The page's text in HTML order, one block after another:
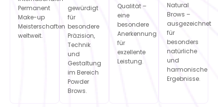
Permanent
Make-up
Meisterschaften
weltweit.
gewürdigt
für
besondere
Präzision,
Technik
und
Gestaltung
im Bereich
Powder
Brows.
Qualität –
eine
besondere
Anerkennung
für
exzellente
Leistung.
Natural
Brows –
ausgezeichnet
für
besonders
natürliche
und
harmonische
Ergebnisse.